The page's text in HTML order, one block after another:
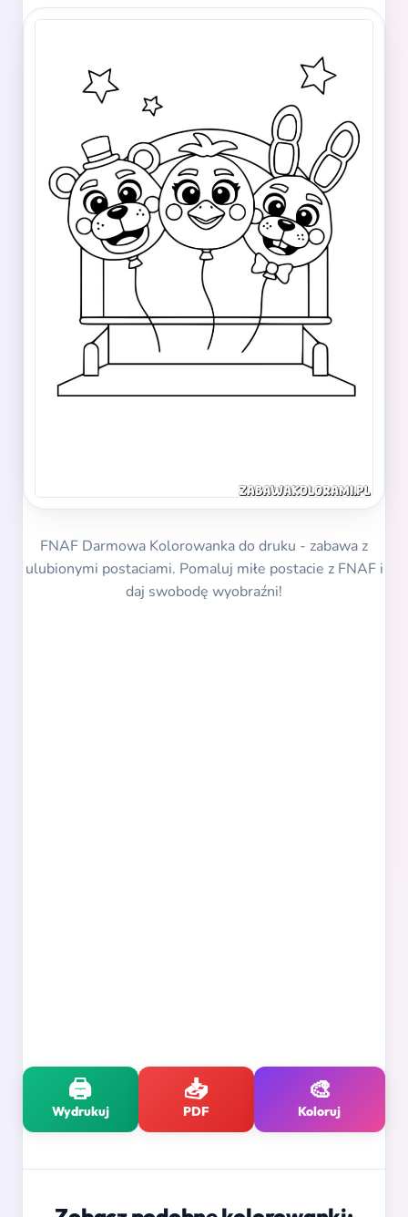
FNAF Darmowa Kolorowanka do druku - zabawa z
ulubionymi postaciami. Pomaluj miłe postacie z FNAF i
daj swobodę wyobraźni!
🖨️
Wydrukuj
📥
PDF
🎨
Koloruj